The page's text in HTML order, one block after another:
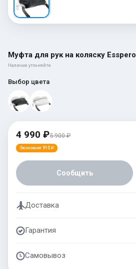
Муфта для рук на коляску
Наличие уточняйте
Выбор цвета
4 990 ₽5 900 ₽
Экономия 910 ₽
Сообщить
Доставка
Гарантия
Самовывоз